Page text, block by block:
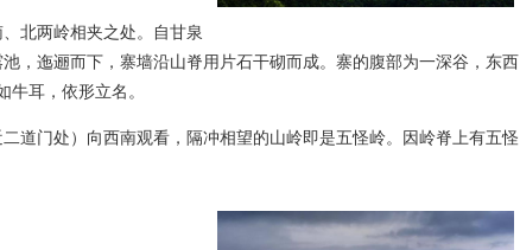
北两岭相夹之处。自甘泉
，迤逦而下，寨墙沿山脊用片石干砌而成。寨的腹部为一深谷，东西
牛耳，依形立名。
门处）向西南观看，隔冲相望的山岭即是五怪岭。因岭脊上有五怪